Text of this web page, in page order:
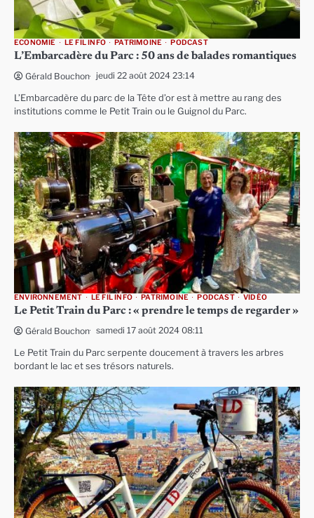
ECONOMIE LE FIL INFO PATRIMOINE PODCAST
L’Embarcadère du Parc : 50 ans de balades romantiques
Gérald Bouchon jeudi 22 août 2024 23:14
L’Embarcadère du parc de la Tête d’or est à mettre au rang des
institutions comme le Petit Train ou le Guignol du Parc.
ENVIRONNEMENT LE FIL INFO PATRIMOINE PODCAST VIDÉO
Le Petit Train du Parc : « prendre le temps de regarder »
Gérald Bouchon samedi 17 août 2024 08:11
Le Petit Train du Parc serpente doucement à travers les arbres
bordant le lac et ses trésors naturels.